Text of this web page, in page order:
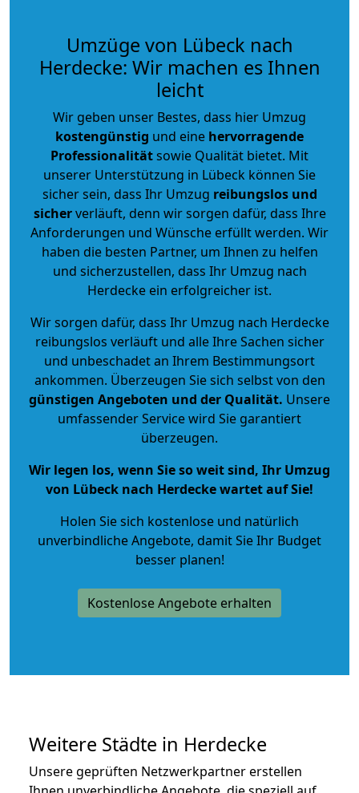
Umzüge von Lübeck nach
Herdecke: Wir machen es Ihnen
leicht
Wir geben unser Bestes, dass hier Umzug
kostengünstig und eine hervorragende
Professionalitätsowie Qualität bietet. Mit
unserer Unterstützung in Lübeck können Sie
sicher sein, dass Ihr Umzug reibungslos und
sicherverläuft, denn wir sorgen dafür, dass Ihre
Anforderungen und Wünsche erfüllt werden. Wir
haben die besten Partner, um Ihnen zu helfen
und sicherzustellen, dass Ihr Umzug nach
Herdecke ein erfolgreicher ist.
Wir sorgen dafür, dass Ihr Umzug nach Herdecke
reibungslos verläuft und alle Ihre Sachen sicher
und unbeschadet an Ihrem Bestimmungsort
ankommen. Überzeugen Sie sich selbst von den
günstigen Angeboten und der Qualität. Unsere
umfassender Service wird Sie garantiert
überzeugen.
Wir legen los, wenn Sie so weit sind, Ihr Umzug
von Lübeck nach Herdecke wartet auf Sie!
Holen Sie sich kostenlose und natürlich
unverbindliche Angebote, damit Sie Ihr Budget
besser planen!
Kostenlose Angebote erhalten
Weitere Städte in Herdecke
Unsere geprüften Netzwerkpartner erstellen